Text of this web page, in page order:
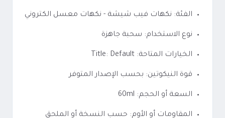
الفئة: نكهات فيب شيشة - نكهات معسل الكتروني
نوع الاستخدام: سحبة جاهزة
الخيارات المتاحة: Title: Default
قوة النيكوتين: بحسب الإصدار المتوفر
السعة أو الحجم: 60ml
المقاومات أو الأوم: حسب النسخة أو الملحق